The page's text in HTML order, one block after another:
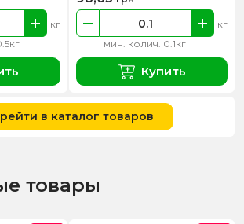
кг
мин. колич. 0.1кг
кг
Купить
в каталог товаров
товары